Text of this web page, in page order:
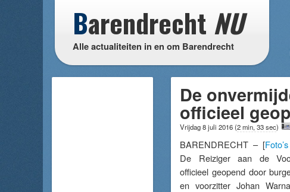
Barendrecht NU
Alle actualiteiten in en om Barendrecht
De
officieel
Vrijdag 8 juli 2016(2 min, 33 sec)
BARENDRECHT – [Foto’s
De Reiziger aan de
officieel geopend door
en voorzitter Johan